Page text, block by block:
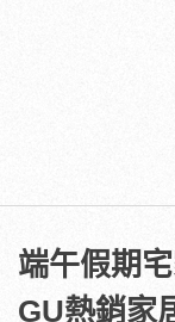
端午假期
GU熱銷家